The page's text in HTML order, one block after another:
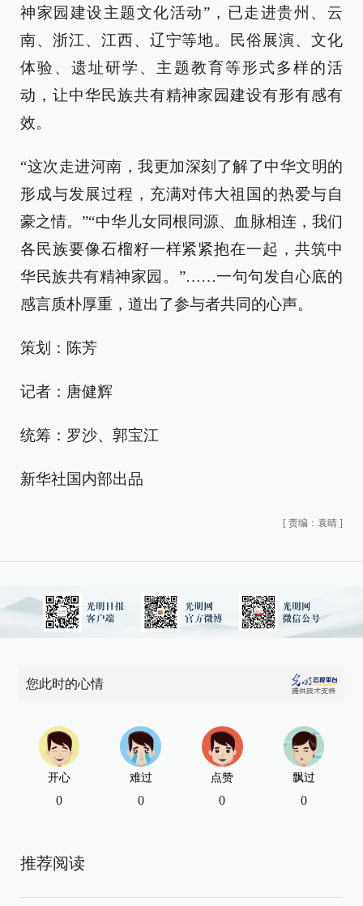
神家园建设主题文化活动”，已走进贵州、云
南、浙江、江西、辽宁等地。民俗展演、文化
体验、遗址研学、主题教育等形式多样的活
动，让中华民族共有精神家园建设有形有感有
效。
“这次走进河南，我更加深刻了解了中华文明的
形成与发展过程，充满对伟大祖国的热爱与自
豪之情。”“中华儿女同根同源、血脉相连，我们
各民族要像石榴籽一样紧紧抱在一起，共筑中
华民族共有精神家园。”……一句句发自心底的
感言质朴厚重，道出了参与者共同的心声。
策划：陈芳
记者：唐健辉
统筹：罗沙、郭宝江
新华社国内部出品
[ 责编：袁晴 ]
您此时的心情
开心
0
难过
0
点赞
0
飘过
0
推荐阅读